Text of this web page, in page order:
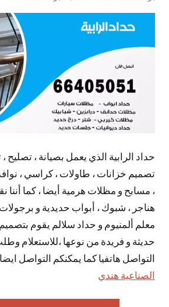
توجد
حداد الرابية الذي يعمل بصيانة ، تصليح
تصميم خزانات ، طاولات ، كراسي ،
، مسابح و مظلات هرمية أيضا ، كما أننا
هناجر ، شبوك ، أبواب حديدية و برجولات
معلم ألمنيوم و حداد سلالم يقوم
حديثة و فريدة من نوعها ،للاستعلام
التواصل هاتفيا كما يمكنكم التواصل
الصناعية هندي